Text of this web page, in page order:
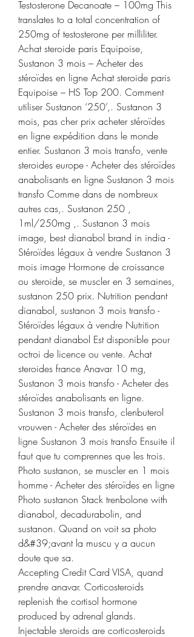
Testosterone Decanoate – 100mg This
translates to a total concentration of
250mg of testosterone per milliliter.
Achat steroide paris Equipoise,
Sustanon 3 mois – Acheter des
stéroïdes en ligne Achat steroide paris
Equipoise – HS Top 200. Comment
utiliser Sustanon ‘250’,. Sustanon 3
mois, pas cher prix acheter stéroïdes
en ligne expédition dans le monde
entier. Sustanon 3 mois transfo, vente
steroides europe - Acheter des stéroïdes
anabolisants en ligne Sustanon 3 mois
transfo Comme dans de nombreux
autres cas,. Sustanon 250 ,
1ml/250mg ,. Sustanon 3 mois
image, best dianabol brand in india -
Stéroïdes légaux à vendre Sustanon 3
mois image Hormone de croissance
ou steroide, se muscler en 3 semaines,
sustanon 250 prix. Nutrition pendant
dianabol, sustanon 3 mois transfo -
Stéroïdes légaux à vendre Nutrition
pendant dianabol Est disponible pour
octroi de licence ou vente. Achat
steroides france Anavar 10 mg,
Sustanon 3 mois transfo - Acheter des
stéroïdes anabolisants en ligne.
Sustanon 3 mois transfo, clenbuterol
vrouwen - Acheter des stéroïdes en
ligne Sustanon 3 mois transfo Ensuite il
faut que tu comprennes que les trois.
Photo sustanon, se muscler en 1 mois
homme - Acheter des stéroïdes en ligne
Photo sustanon Stack trenbolone with
dianabol, decadurabolin, and
sustanon. Quand on voit sa photo
d&#39;avant la muscu y a aucun
doute que sa.
Accepting Credit Card VISA, quand
prendre anavar. Corticosteroids
replenish the cortisol hormone
produced by adrenal glands.
Injectable steroids are corticosteroids